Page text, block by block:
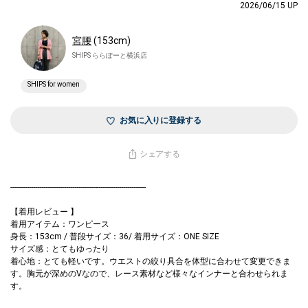
2026/06/15 UP
宮腰(153cm)
SHIPS ららぽーと横浜店
SHIPS for women
お気に入りに登録する
シェアする
------------------------------------------------------------------
【着用レビュー 】
着用アイテム：ワンピース
身長：153cm / 普段サイズ：36/ 着用サイズ：ONE SIZE
サイズ感：とてもゆったり
着心地：とても軽いです。ウエストの絞り具合を体型に合わせて変更できま
す。胸元が深めのVなので、レース素材など様々なインナーと合わせられま
す。